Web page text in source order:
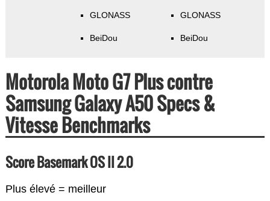
GLONASS
BeiDou
GLONASS
BeiDou
Motorola Moto G7 Plus contre
Samsung Galaxy A50 Specs &
Vitesse Benchmarks
Score Basemark OS II 2.0
Plus élevé = meilleur